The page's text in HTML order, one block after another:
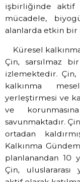
işbirliğinde aktif
mücadele,
alanlarda etkin bir
Küresel
Çin, sarsılmaz
izlemektedir. Çin,
kalkınma
yerleştirmesi ve
ve
savunmaktadır.
ortadan
Kalkınma
planlanandan 10
Çin,